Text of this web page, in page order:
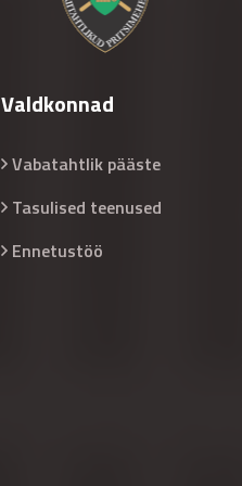
Valdkonnad
Vabatahtlik pääste
Tasulised teenused
Ennetustöö